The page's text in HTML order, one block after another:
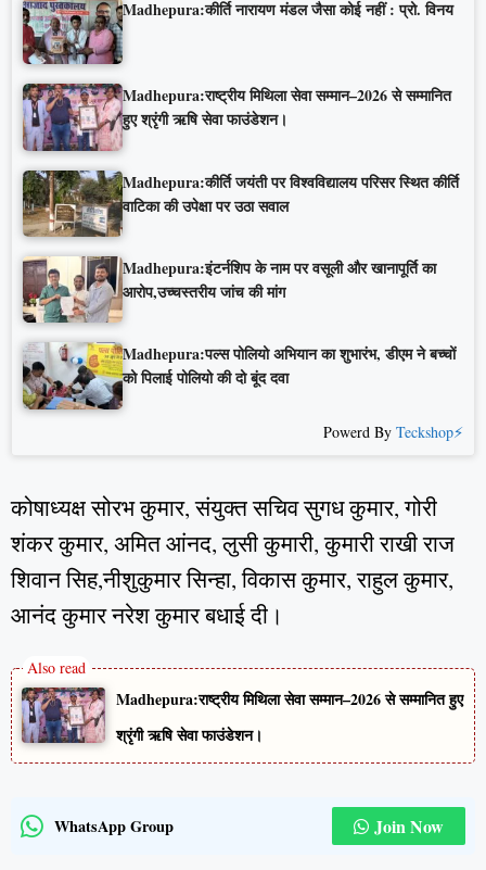
Madhepura:कीर्ति नारायण मंडल जैसा कोई नहीं : प्रो. विनय
Madhepura:राष्ट्रीय मिथिला सेवा सम्मान–2026 से सम्मानित
हुए श्रृंगी ऋषि सेवा फाउंडेशन।
Madhepura:कीर्ति जयंती पर विश्वविद्यालय परिसर स्थित कीर्ति
वाटिका की उपेक्षा पर उठा सवाल
Madhepura:इंटर्नशिप के नाम पर वसूली और खानापूर्ति का
आरोप,उच्चस्तरीय जांच की मांग
Madhepura:पल्स पोलियो अभियान का शुभारंभ, डीएम ने बच्चों
को पिलाई पोलियो की दो बूंद दवा
Powerd By Teckshop⚡
कोषाध्यक्ष सोरभ कुमार, संयुक्त सचिव सुगध कुमार, गोरी
शंकर कुमार, अमित आंनद, लुसी कुमारी, कुमारी राखी राज
शिवान सिह,नीशुकुमार सिन्हा, विकास कुमार, राहुल कुमार,
आनंद कुमार नरेश कुमार बधाई दी।
Madhepura:राष्ट्रीय मिथिला सेवा सम्मान–2026 से सम्मानित हुए
श्रृंगी ऋषि सेवा फाउंडेशन।
WhatsApp Group Join Now